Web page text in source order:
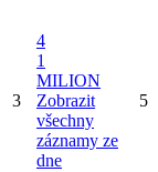
3
4
1
MILION
Zobrazit
všechny
záznamy ze
dne
5